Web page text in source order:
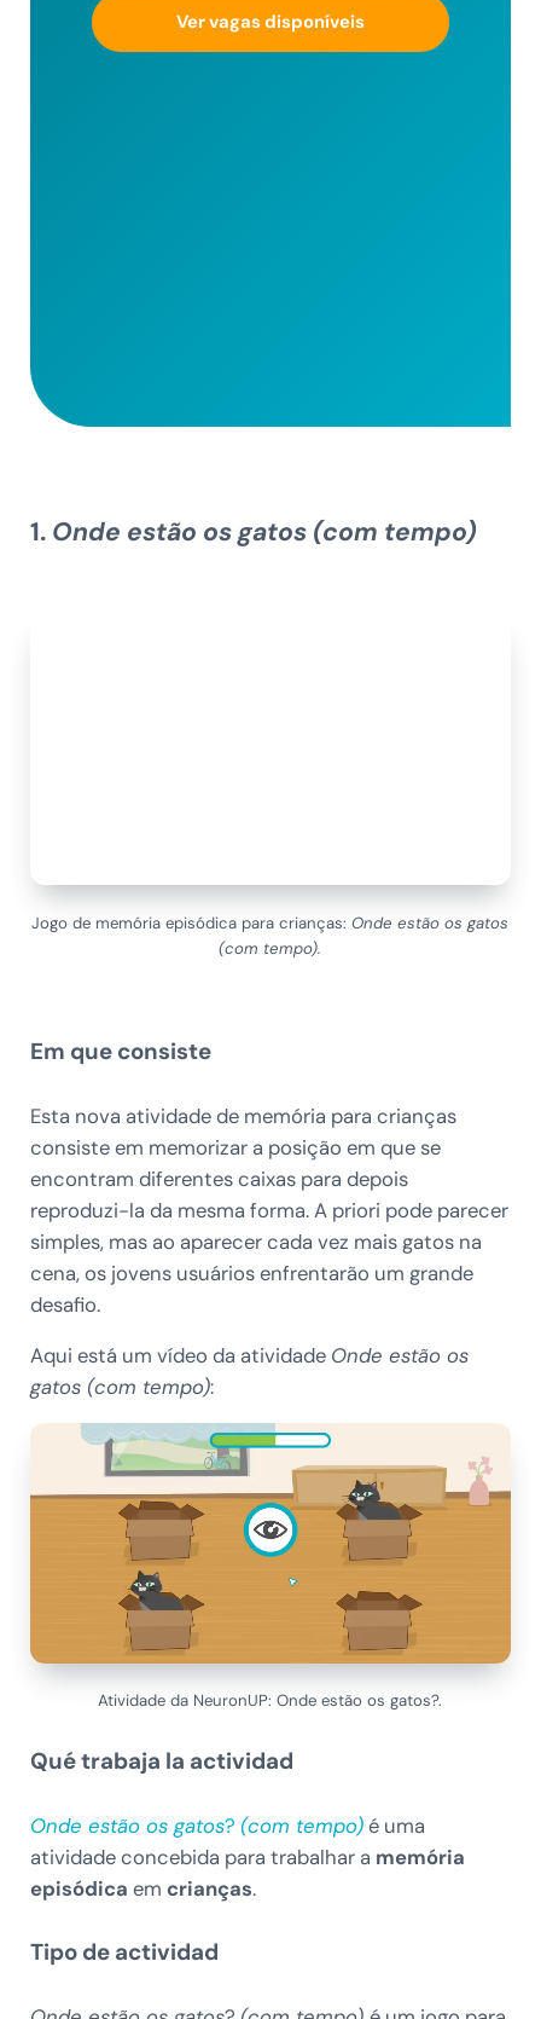
Ver vagas disponíveis
1. Onde estão os gatos (com tempo)
Jogo de memória episódica para crianças:Onde estão os gatos
(com tempo).
Em que consiste
Esta nova atividade de memória para crianças
consiste em memorizar a posição em que se
encontram diferentes caixas para depois
reproduzi-la da mesma forma. A priori pode parecer
simples, mas ao aparecer cada vez mais gatos na
cena, os jovens usuários enfrentarão um grande
desafio.
Aqui está um vídeo da atividade Onde estão os
gatos (com tempo):
Atividade da NeuronUP: Onde estão os gatos?.
Qué trabaja la actividad
Onde estão os gatos? (com tempo)é uma
atividade concebida para trabalhar a memória
episódica em crianças.
Tipo de actividad